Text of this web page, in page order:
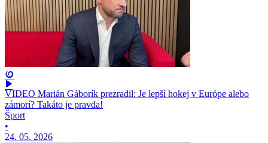
VIDEO Marián Gáborík prezradil: Je lepší hokej v Európe alebo
zámorí? Takáto je pravda!
Šport
•
24. 05. 2026